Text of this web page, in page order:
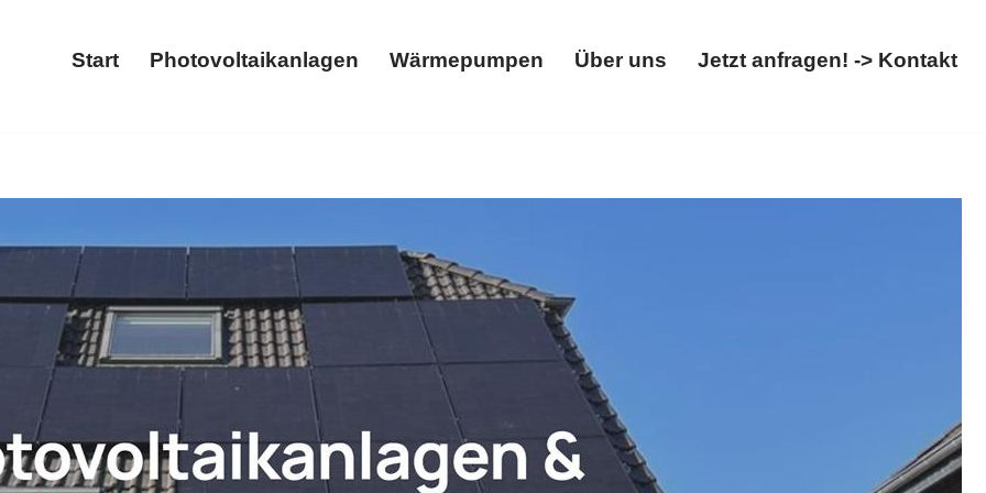
Start Photovoltaikanlagen Wärmepumpen Über uns Jetzt anfragen! -> Kontakt
Photovoltaikanlage, Stromspeicher, Wallbox. Öffnen Sie ✓Solaranlage, ✓Photovoltaikanlage,
➡️ 𝐖𝐎𝐋𝐓𝐈𝐂𝐒, Ihr Solar & Wärmepumpenfachmann. Gemeinsam gestalten wir die Zukunft ✉.